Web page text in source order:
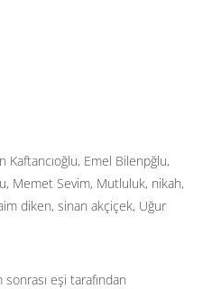
Kaftancıoğlu, Emel Bilenpğlu,
, Memet Sevim, Mutluluk, nikah,
diken, sinan akçiçek, Uğur
eşi tarafından